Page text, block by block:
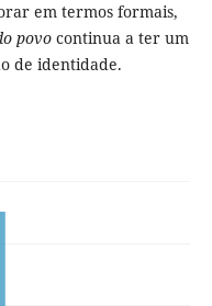
em termos formais,
povocontinua a ter um
de identidade.